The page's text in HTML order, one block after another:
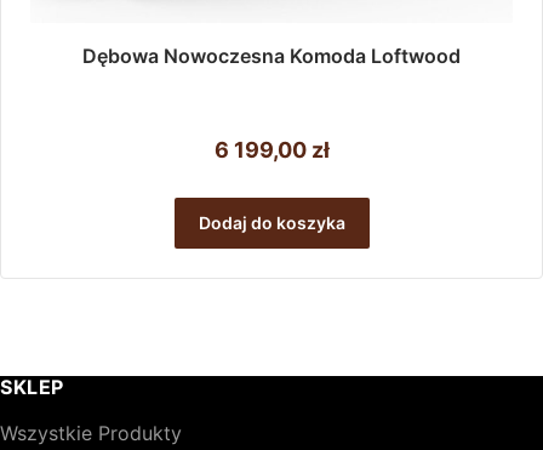
Dębowa Nowoczesna Komoda Loftwood
6 199,00 zł
Dodaj do koszyka
SKLEP
Wszystkie Produkty